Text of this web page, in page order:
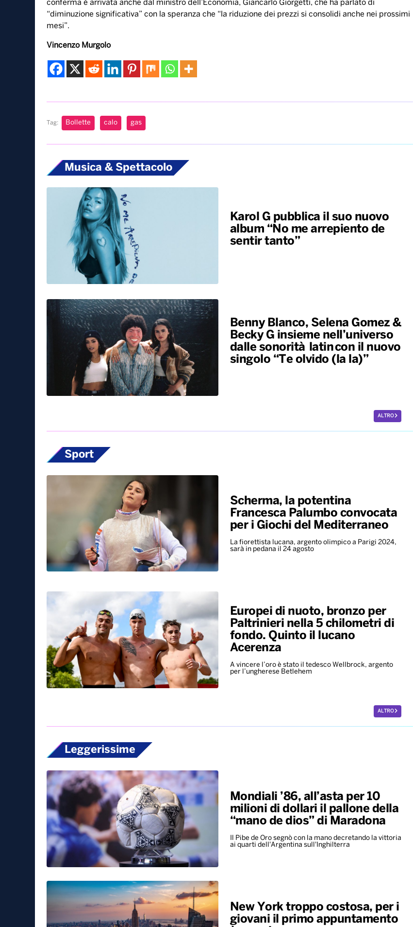
conferma è arrivata anche dal ministro dell’Economia, Giancarlo Giorgetti, che ha parlato di
“diminuzione significativa” con la speranza che “la riduzione dei prezzi si consolidi anche nei prossimi
mesi”.
Vincenzo Murgolo
Tag: Bollette calo gas
Musica & Spettacolo
Karol G pubblica il suo nuovo
album “No me arrepiento de
sentir tanto”
Benny Blanco, Selena Gomez &
Becky G insieme nell’universo
dalle sonorità latin con il nuovo
singolo “Te olvido (la la)”
ALTRO
Sport
Scherma, la potentina
Francesca Palumbo convocata
per i Giochi del Mediterraneo
La fiorettista lucana, argento olimpico a Parigi 2024,
sarà in pedana il 24 agosto
Europei di nuoto, bronzo per
Paltrinieri nella 5 chilometri di
fondo. Quinto il lucano
Acerenza
A vincere l’oro è stato il tedesco Wellbrock, argento
per l’ungherese Betlehem
ALTRO
Leggerissime
Mondiali ’86, all’asta per 10
milioni di dollari il pallone della
“mano de dios” di Maradona
Il Pibe de Oro segnò con la mano decretando la vittoria
ai quarti dell'Argentina sull'Inghilterra
New York troppo costosa, per i
giovani il primo appuntamento